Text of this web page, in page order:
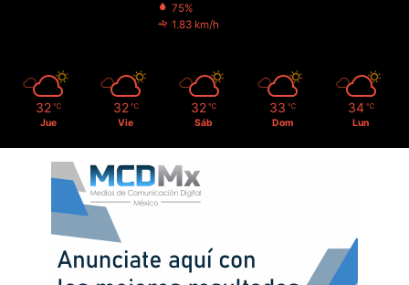
75%
1.83 km/h
32 ℃
Jue
32 ℃
Vie
32 ℃
Sáb
33 ℃
Dom
34 ℃
Lun